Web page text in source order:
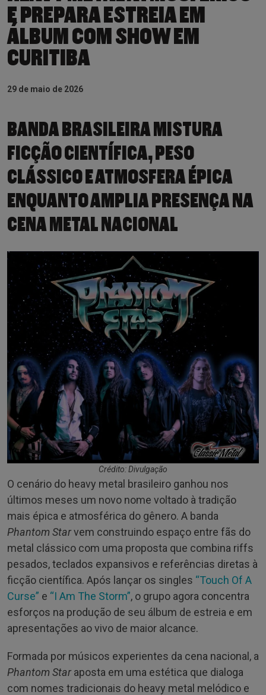
E PREPARA ESTREIA EM
ÁLBUM COM SHOW EM
CURITIBA
29 de maio de 2026
BANDA BRASILEIRA MISTURA
FICÇÃO CIENTÍFICA, PESO
CLÁSSICO E ATMOSFERA ÉPICA
ENQUANTO AMPLIA PRESENÇA NA
CENA METAL NACIONAL
Crédito: Divulgação
O cenário do heavy metal brasileiro ganhou nos
últimos meses um novo nome voltado à tradição
mais épica e atmosférica do gênero. A banda
Phantom Starvem construindo espaço entre fãs do
metal clássico com uma proposta que combina riffs
pesados, teclados expansivos e referências diretas à
ficção científica. Após lançar os singles “Touch Of A
Curse” e “I Am The Storm”, o grupo agora concentra
esforços na produção de seu álbum de estreia e em
apresentações ao vivo de maior alcance.
Formada por músicos experientes da cena nacional, a
Phantom Staraposta em uma estética que dialoga
com nomes tradicionais do heavy metal melódico e